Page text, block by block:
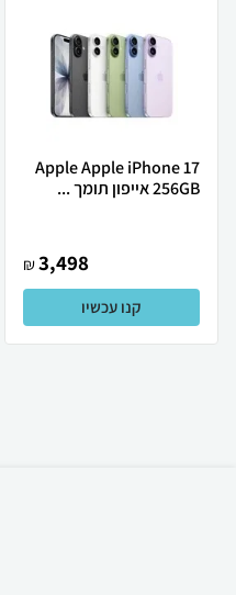
Apple Apple iPhone 17
256GB אייפון תומך ...
3,498
₪
קנו עכשיו